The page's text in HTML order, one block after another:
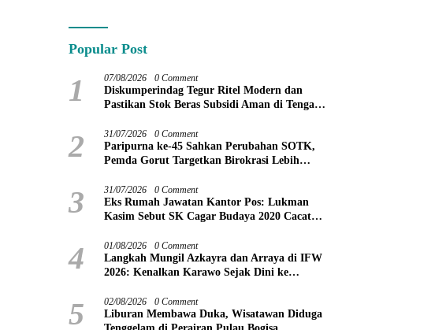
Pelaku Usaha
Popular Post
1 07/08/2026 0 Comment
Diskumperindag Tegur Ritel Modern dan
Pastikan Stok Beras Subsidi Aman di Tengah
2 31/07/2026 0 Comment
Paripurna ke-45 Sahkan Perubahan SOTK,
Pemda Gorut Targetkan Birokrasi Lebih
3 31/07/2026 0 Comment
Eks Rumah Jawatan Kantor Pos: Lukman
Kasim Sebut SK Cagar Budaya 2020 Cacat
4 01/08/2026 0 Comment
Langkah Mungil Azkayra dan Arraya di IFW
2026: Kenalkan Karawo Sejak Dini ke
5 02/08/2026 0 Comment
Liburan Membawa Duka, Wisatawan Diduga